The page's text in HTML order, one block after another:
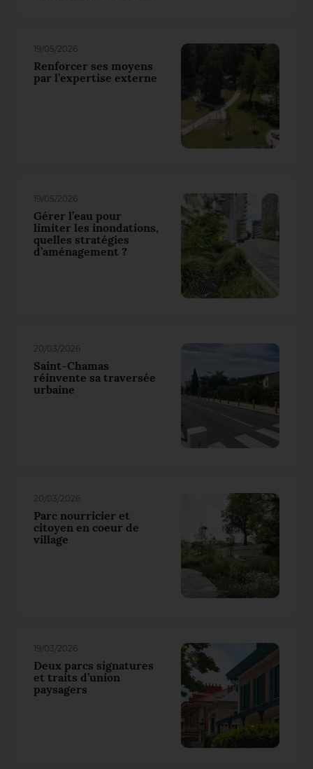
paysagère développée
autour d’une mosaïque
résidentielle, de polarités
urbaines remises en
réseau et d’une forêt
19/05/2026
Renforcer ses moyens
par l’expertise externe
19/05/2026
Gérer l’eau pour
limiter les inondations,
quelles stratégies
d’aménagement ?
20/03/2026
Saint-Chamas
réinvente sa traversée
urbaine
20/03/2026
Parc nourricier et
citoyen en coeur de
village
19/03/2026
Deux parcs signatures
et traits d’union
paysagers